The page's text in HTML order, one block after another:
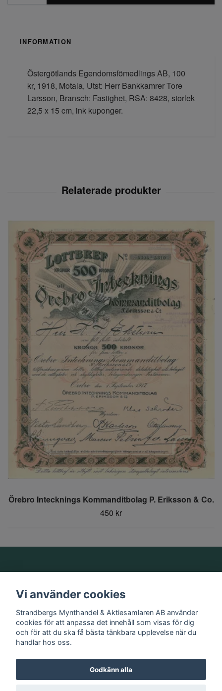
INFORMATION
Östergötlands Egendomsfömedlings AB, 100
kr, 1918, Motala, Utst: Herr Bankkamrer Tore
Larsson, Bransch: Fastighet, RSA: 8428, storlek
22,5 x 15 cm, ink kuponger.
Örebro Intecknings Kommanditbolag P. Eriksson & Co.
450 kr
Information
Sociala medier
Vi använder cookies
Strandbergs Mynthandel & Aktiesamlaren AB använder
cookies för att anpassa det innehåll som visas för dig
och för att du ska få bästa tänkbara upplevelse när du
handlar hos oss.
Godkänn alla